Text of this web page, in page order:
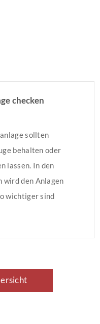
checken
sollten
behalten oder
lassen. In den
wird den Anlagen
wichtiger sind